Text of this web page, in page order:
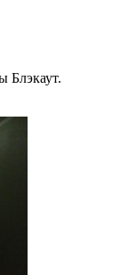
Блэкаут.